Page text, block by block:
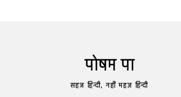
पोषम पा
सहज हिन्दी, नहीं महज़ हिन्दी